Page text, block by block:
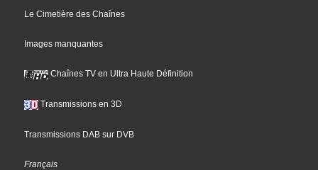
Le Cimetière des Chaînes
Images manquantes
Chaînes TV en Ultra Haute Définition
Transmissions en 3D
Transmissions DAB sur DVB
Français